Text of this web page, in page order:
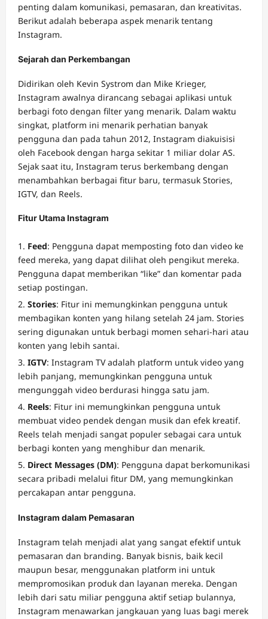
penting dalam komunikasi, pemasaran, dan kreativitas.
Berikut adalah beberapa aspek menarik tentang
Instagram.
Sejarah dan Perkembangan
Didirikan oleh Kevin Systrom dan Mike Krieger,
Instagram awalnya dirancang sebagai aplikasi untuk
berbagi foto dengan filter yang menarik. Dalam waktu
singkat, platform ini menarik perhatian banyak
pengguna dan pada tahun 2012, Instagram diakuisisi
oleh Facebook dengan harga sekitar 1 miliar dolar AS.
Sejak saat itu, Instagram terus berkembang dengan
menambahkan berbagai fitur baru, termasuk Stories,
IGTV, dan Reels.
Fitur Utama Instagram
Feed: Pengguna dapat memposting foto dan video ke
feed mereka, yang dapat dilihat oleh pengikut mereka.
Pengguna dapat memberikan “like” dan komentar pada
setiap postingan.
Stories: Fitur ini memungkinkan pengguna untuk
membagikan konten yang hilang setelah 24 jam. Stories
sering digunakan untuk berbagi momen sehari-hari atau
konten yang lebih santai.
IGTV: Instagram TV adalah platform untuk video yang
lebih panjang, memungkinkan pengguna untuk
mengunggah video berdurasi hingga satu jam.
Reels: Fitur ini memungkinkan pengguna untuk
membuat video pendek dengan musik dan efek kreatif.
Reels telah menjadi sangat populer sebagai cara untuk
berbagi konten yang menghibur dan menarik.
Direct Messages (DM): Pengguna dapat berkomunikasi
secara pribadi melalui fitur DM, yang memungkinkan
percakapan antar pengguna.
Instagram dalam Pemasaran
Instagram telah menjadi alat yang sangat efektif untuk
pemasaran dan branding. Banyak bisnis, baik kecil
maupun besar, menggunakan platform ini untuk
mempromosikan produk dan layanan mereka. Dengan
lebih dari satu miliar pengguna aktif setiap bulannya,
Instagram menawarkan jangkauan yang luas bagi merek